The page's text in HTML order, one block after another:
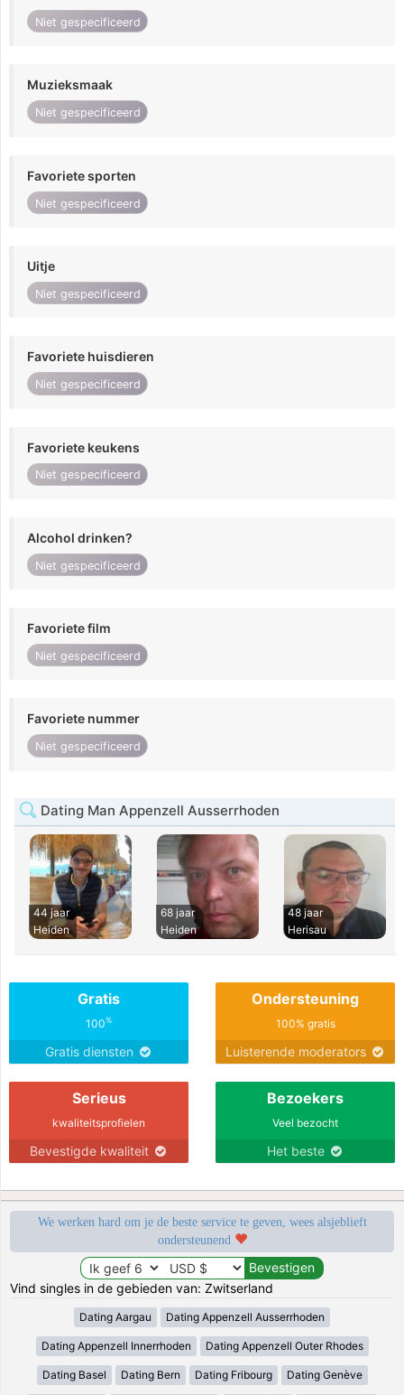
Niet gespecificeerd
Muzieksmaak
Niet gespecificeerd
Favoriete sporten
Niet gespecificeerd
Uitje
Niet gespecificeerd
Favoriete huisdieren
Niet gespecificeerd
Favoriete keukens
Niet gespecificeerd
Alcohol drinken?
Niet gespecificeerd
Favoriete film
Niet gespecificeerd
Favoriete nummer
Niet gespecificeerd
Dating Man Appenzell Ausserrhoden
44 jaar
Heiden
68 jaar
Heiden
48 jaar
Herisau
Gratis
100%
Gratis diensten
Ondersteuning
100% gratis
Luisterende moderators
Serieus
kwaliteitsprofielen
Bevestigde kwaliteit
Bezoekers
Veel bezocht
Het beste
We werken hard om je de beste service te geven, wees alsjeblieft
ondersteunend
Vind singles in de gebieden van: Zwitserland
Dating Aargau Dating Appenzell Ausserrhoden
Dating Appenzell Innerrhoden Dating Appenzell Outer Rhodes
Dating Basel Dating Bern Dating Fribourg Dating Genève